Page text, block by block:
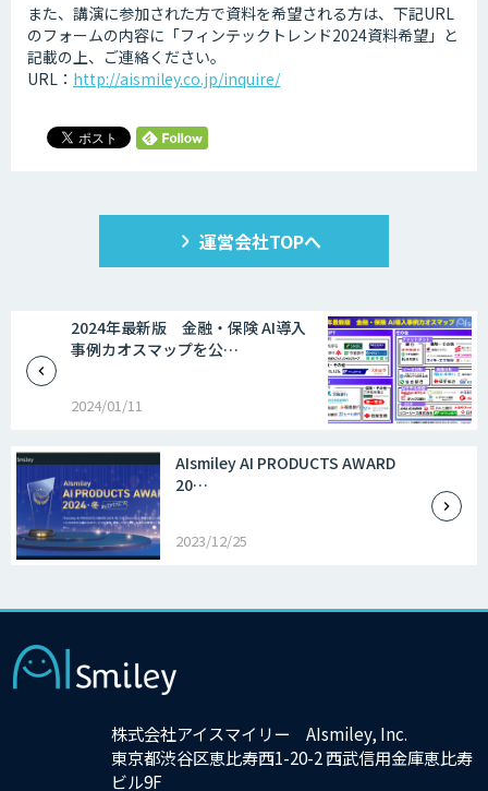
また、講演に参加された方で資料を希望される方は、下記URL
のフォームの内容に「フィンテックトレンド2024資料希望」と
記載の上、ご連絡ください。
URL： http://aismiley.co.jp/inquire/
運営会社TOPへ
2024年最新版 金融・保険 AI導入
事例カオスマップを公…
2024/01/11
AIsmiley AI PRODUCTS AWARD
20…
2023/12/25
株式会社アイスマイリー AIsmiley, Inc.
東京都渋谷区恵比寿西1-20-2 西武信用金庫恵比寿
ビル9F
×